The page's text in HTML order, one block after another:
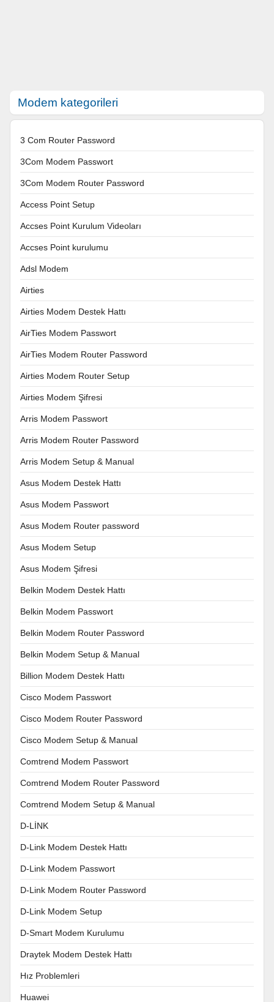
Modem kategorileri
3 Com Router Password
3Com Modem Passwort
3Com Modem Router Password
Access Point Setup
Accses Point Kurulum Videoları
Accses Point kurulumu
Adsl Modem
Airties
Airties Modem Destek Hattı
AirTies Modem Passwort
AirTies Modem Router Password
Airties Modem Router Setup
Airties Modem Şifresi
Arris Modem Passwort
Arris Modem Router Password
Arris Modem Setup & Manual
Asus Modem Destek Hattı
Asus Modem Passwort
Asus Modem Router password
Asus Modem Setup
Asus Modem Şifresi
Belkin Modem Destek Hattı
Belkin Modem Passwort
Belkin Modem Router Password
Belkin Modem Setup & Manual
Billion Modem Destek Hattı
Cisco Modem Passwort
Cisco Modem Router Password
Cisco Modem Setup & Manual
Comtrend Modem Passwort
Comtrend Modem Router Password
Comtrend Modem Setup & Manual
D-LİNK
D-Link Modem Destek Hattı
D-Link Modem Passwort
D-Link Modem Router Password
D-Link Modem Setup
D-Smart Modem Kurulumu
Draytek Modem Destek Hattı
Hız Problemleri
Huawei